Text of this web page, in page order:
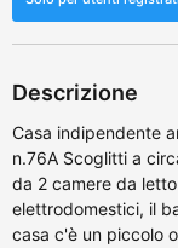
Descrizione
Casa indipendente
n.76A Scoglitti a
da 2 camere da
elettrodomestici, il
casa c'è un piccolo